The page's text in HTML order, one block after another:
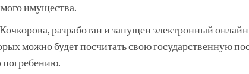
имущества.
разработан и запущен электронный
можно будет посчитать свою государственную
погребению.